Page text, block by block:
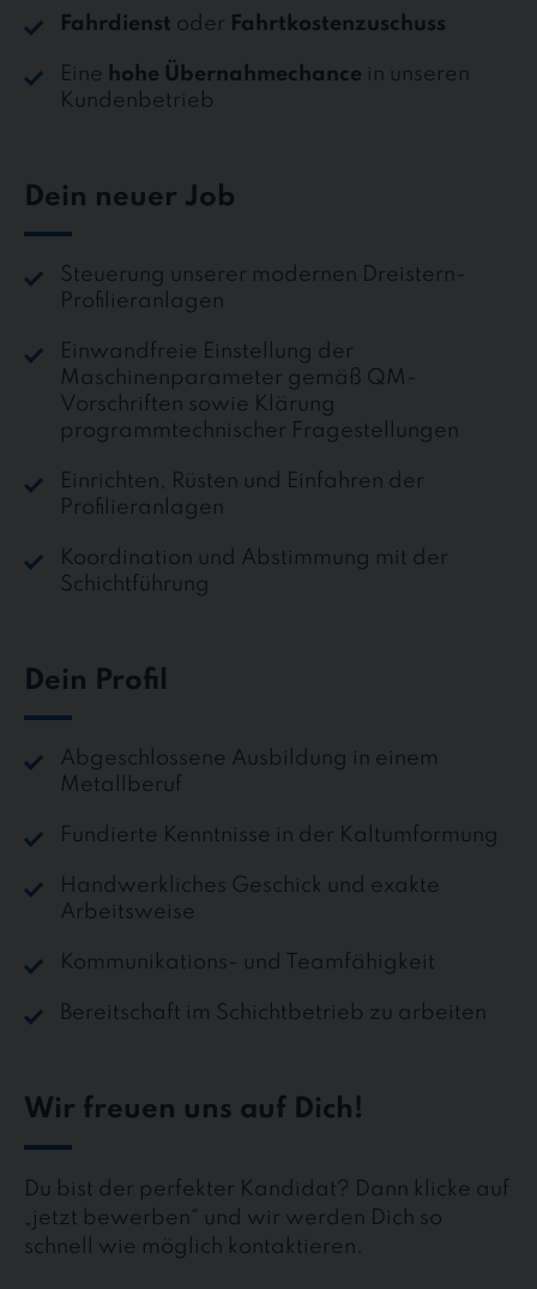
Fahrdienst oder Fahrtkostenzuschuss
Eine hohe Übernahmechance in unseren
Kundenbetrieb
Dein neuer Job
Steuerung unserer modernen Dreistern-
Profilieranlagen
Einwandfreie Einstellung der
Maschinenparameter gemäß QM-
Vorschriften sowie Klärung
programmtechnischer Fragestellungen
Einrichten, Rüsten und Einfahren der
Profilieranlagen
Koordination und Abstimmung mit der
Schichtführung
Dein Profil
Abgeschlossene Ausbildung in einem
Metallberuf
Fundierte Kenntnisse in der Kaltumformung
Handwerkliches Geschick und exakte
Arbeitsweise
Kommunikations- und Teamfähigkeit
Bereitschaft im Schichtbetrieb zu arbeiten
Wir freuen uns auf Dich!
Du bist der perfekter Kandidat? Dann klicke auf
„jetzt bewerben“ und wir werden Dich so
schnell wie möglich kontaktieren.